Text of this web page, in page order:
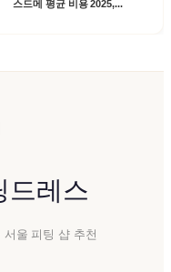
스드메 평균 비용 2025,...
드레스
울 피팅 샵 추천